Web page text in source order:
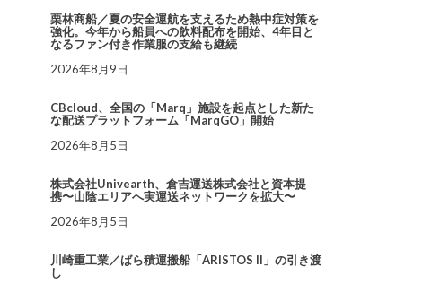
栗林商船／夏の安全運航を支えるため熱中症対策を
強化。今年から船員への飲料配布を開始、4年目と
なるファン付き作業服の支給も継続
2026年8月9日
CBcloud、全国の「Marq」施設を起点とした新た
な配送プラットフォーム「MarqGO」開始
2026年8月5日
株式会社Univearth、倉吉運送株式会社と資本提
携〜山陰エリアへ実運送ネットワークを拡大〜
2026年8月5日
川崎重工業／ばら積運搬船「ARISTOS II」の引き渡
し